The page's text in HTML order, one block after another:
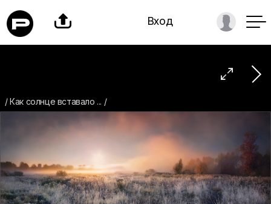
 Вход

/ Как солнце вставало ... /